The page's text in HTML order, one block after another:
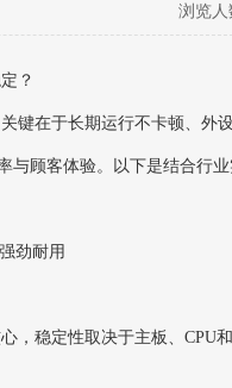
浏览人
？
键在于‌长期运行不卡顿、外
与顾客体验。以下是结合行
劲耐用
，稳定性取决于主板、CPU和